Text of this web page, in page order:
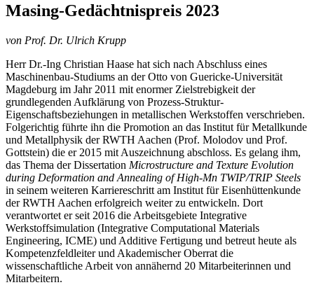
Masing-Gedächtnispreis 2023
von Prof. Dr. Ulrich Krupp
Herr Dr.-Ing Christian Haase hat sich nach Abschluss eines
Maschinenbau-Studiums an der Otto von Guericke-Universität
Magdeburg im Jahr 2011 mit enormer Zielstrebigkeit der
grundlegenden Aufklärung von Prozess-Struktur-
Eigenschaftsbeziehungen in metallischen Werkstoffen verschrieben.
Folgerichtig führte ihn die Promotion an das Institut für Metallkunde
und Metallphysik der RWTH Aachen (Prof. Molodov und Prof.
Gottstein) die er 2015 mit Auszeichnung abschloss. Es gelang ihm,
das Thema der Dissertation Microstructure and Texture Evolution
during Deformation and Annealing of High-Mn TWIP/TRIP Steels
in seinem weiteren Karriereschritt am Institut für Eisenhüttenkunde
der RWTH Aachen erfolgreich weiter zu entwickeln. Dort
verantwortet er seit 2016 die Arbeitsgebiete Integrative
Werkstoffsimulation (Integrative Computational Materials
Engineering, ICME) und Additive Fertigung und betreut heute als
Kompetenzfeldleiter und Akademischer Oberrat die
wissenschaftliche Arbeit von annähernd 20 Mitarbeiterinnen und
Mitarbeitern.